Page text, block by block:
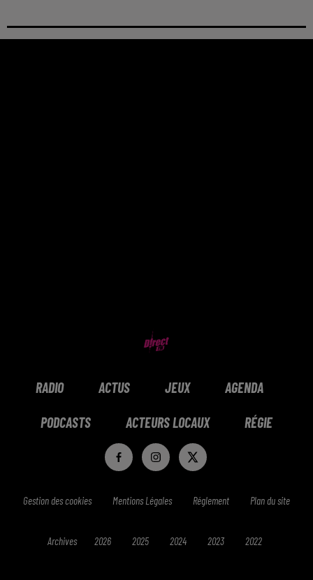
RADIO ACTUS JEUX AGENDA
PODCASTS ACTEURS LOCAUX RÉGIE
Gestion des cookies Mentions Légales Réglement Plan du site
Archives 2026 2025 2024 2023 2022